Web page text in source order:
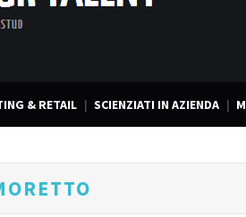
& RETAIL SCIENZIATI IN AZIENDA